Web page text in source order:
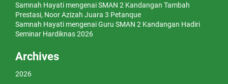
Samnah Hayati mengenaiSMAN 2 Kandangan Tambah
Prestasi, Noor Azizah Juara 3 Petanque
Samnah Hayati mengenaiGuru SMAN 2 Kandangan Hadiri
Seminar Hardiknas 2026
Archives
2026